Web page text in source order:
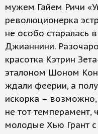
мужем Гайем Ричи
революционерка
не особо старалась
Джианнини.
красотка Кэтрин
эталоном Шоном
ждали феерии, а
искорка –
не тот темперамент,
молодые Хью Грант